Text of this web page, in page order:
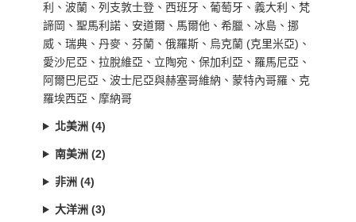
利、波蘭、列支敦士登、西班牙、葡萄牙、義大利、梵
諦岡、聖馬利諾、安道爾、馬爾他、希臘、冰島、挪
威、瑞典、丹麥、芬蘭、俄羅斯、烏克蘭 (克里米亞)、
愛沙尼亞、拉脫維亞、立陶宛、保加利亞、羅馬尼亞、
阿爾巴尼亞、波士尼亞與赫塞哥維納、蒙特內哥羅、克
羅埃西亞、摩納哥
北美洲 (4)
南美洲 (2)
非洲 (4)
大洋洲 (3)